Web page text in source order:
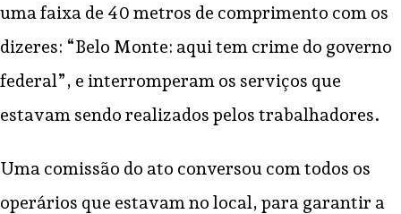
uma faixa de 40 metros de comprimento com os
dizeres: “Belo Monte: aqui tem crime do governo
federal”, e interromperam os serviços que
estavam sendo realizados pelos trabalhadores.
Uma comissão do ato conversou com todos os
operários que estavam no local, para garantir a